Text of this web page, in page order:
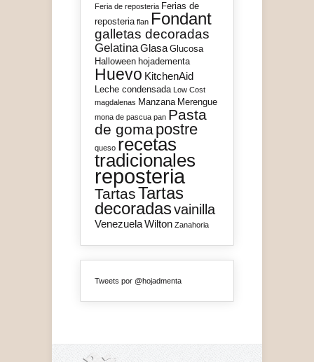
Feria de reposteria Ferias de
reposteria flan Fondant
galletas decoradas
GelatinaGlasa Glucosa
Halloween hojadementa
Huevo KitchenAid
Leche condensada Low Cost
magdalenas Manzana Merengue
mona de pascua pan Pasta
de gomapostre
queso recetas
tradicionales
reposteria
TartasTartas
decoradasvainilla
VenezuelaWilton Zanahoria
Tweets por @hojadmenta